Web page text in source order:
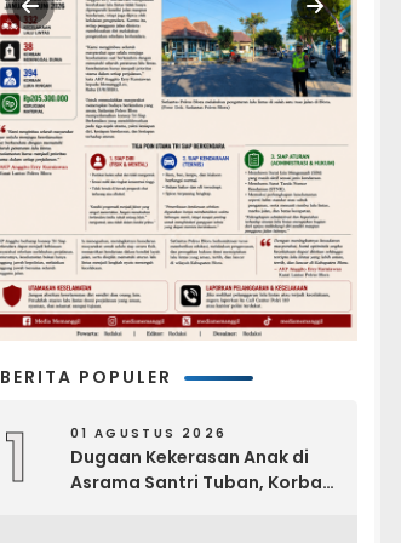
BERITA POPULER
1 01 AGUSTUS 2026
Dugaan Kekerasan Anak di
Asrama Santri Tuban, Korban